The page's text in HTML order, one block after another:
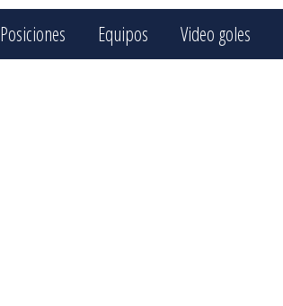
Posiciones Equipos Video goles